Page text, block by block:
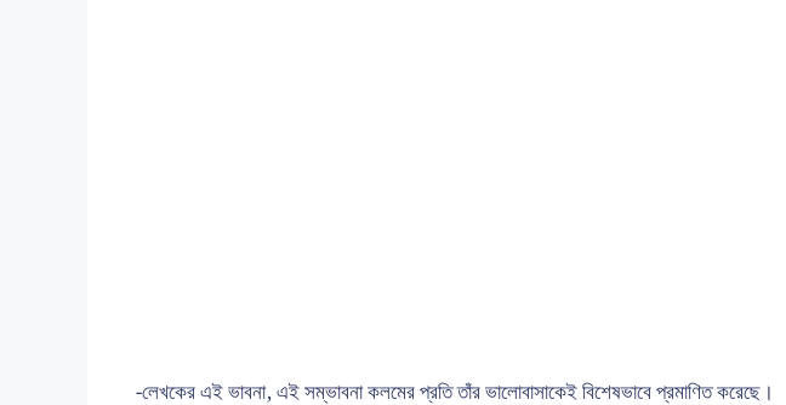
-লেখকের এই ভাবনা, এই সম্ভাবনা কলমের প্রতি তাঁর ভালোবাসাকেই বিশেষভাবে প্রমাণিত করেছে।